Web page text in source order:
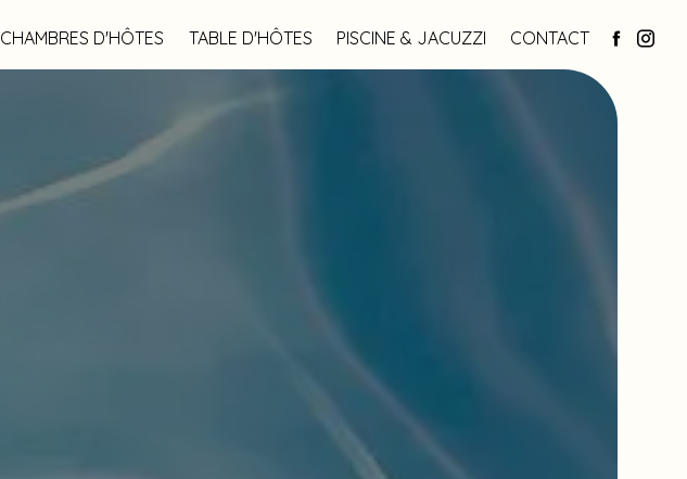
CHAMBRES D'HÔTES TABLE D'HÔTES PISCINE & JACUZZI CONTACT